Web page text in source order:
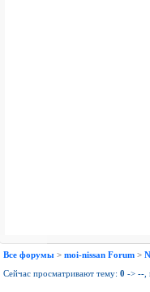
Все форумы > moi-nissan Forum >
Сейчас просматривают тему: 0 -> --